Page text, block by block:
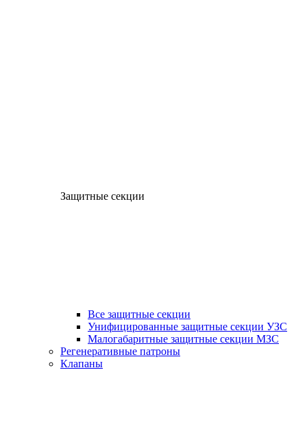
Защитные секции
Все защитные секции
Унифицированные защитные секции УЗС
Малогабаритные защитные секции МЗС
Регенеративные патроны
Клапаны